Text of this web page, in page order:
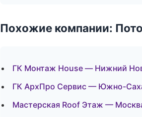
Похожие компании:
ГК Монтаж House — Нижний
ГК АрхПро Сервис — Южно-
Мастерская Roof Этаж —